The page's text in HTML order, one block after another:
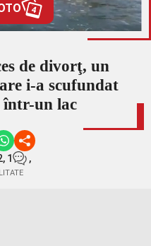
4
de divorţ, un
i-a scufundat
într-un lac
1
,